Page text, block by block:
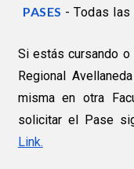
PASES -Todas las
Si estás cursando o
Regional
misma en otra
solicitar el Pase
Link.